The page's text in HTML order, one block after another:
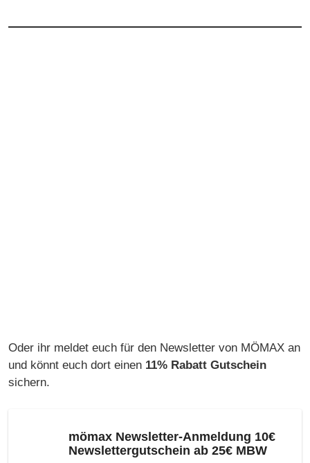
Oder ihr meldet euch für den Newsletter von MÖMAX an
und könnt euch dort einen 11% Rabatt Gutschein
sichern.
mömax Newsletter-Anmeldung 10€
Newslettergutschein ab 25€ MBW